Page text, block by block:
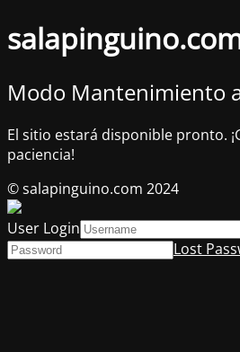
Modo Mantenimiento
El sitio estará disponible pronto.
paciencia!
© salapinguino.com 2024
User Login
Lost